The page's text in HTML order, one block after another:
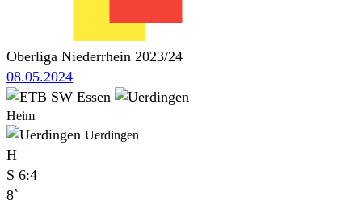
Oberliga Niederrhein 2023/24
08.05.2024
Heim
Uerdingen
H
S 6:4
8`